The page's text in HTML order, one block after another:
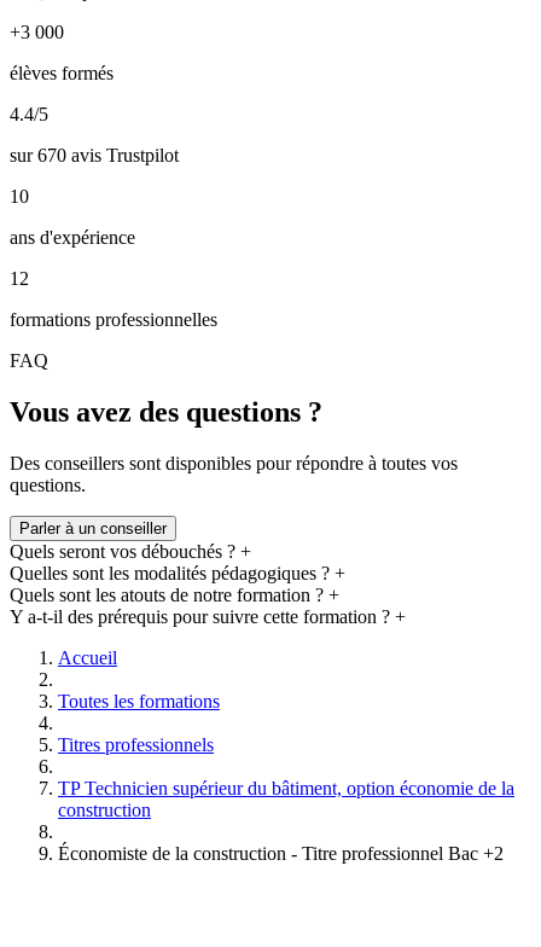
surtout conçues avec pour
entreprises et du marché du travail.
C’est comme cela qu’on peut témoigner de
concours
+3 000
élèves formés
4.4/5
sur 670 avis Trustpilot
10
ans d'expérience
12
formations professionnelles
FAQ
Vous avez des questions ?
Des conseillers sont disponibles pour répondre à toutes vos
questions.
Parler à un conseiller
Quels seront vos débouchés ? +
Quelles sont les modalités pédagogiques ? +
Quels sont les atouts de notre formation ? +
Y a-t-il des prérequis pour suivre cette formation ? +
Accueil
Toutes les formations
Titres professionnels
TP Technicien supérieur du bâtiment, option économie de la
construction
Économiste de la construction - Titre professionnel Bac +2